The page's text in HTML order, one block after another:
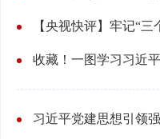
【央视快评】牢记“
收藏！一图学习习近
习近平党建思想引领